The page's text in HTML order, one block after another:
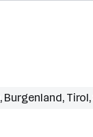
, Burgenland, Tirol,